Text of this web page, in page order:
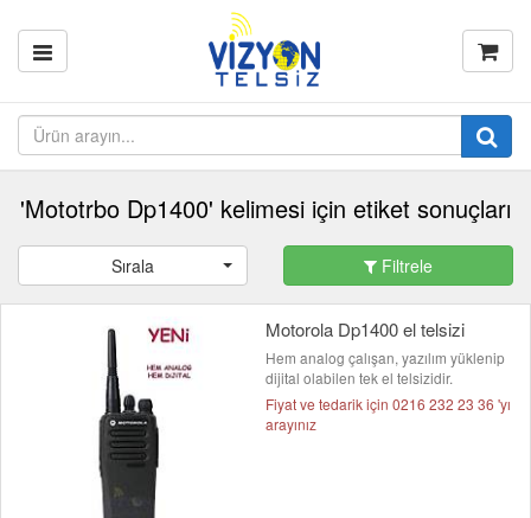
'Mototrbo Dp1400' kelimesi için etiket sonuçları
Sırala Filtrele
Motorola Dp1400 el telsizi
Hem analog çalışan, yazılım yüklenip
dijital olabilen tek el telsizidir.
Fiyat ve tedarik için 0216 232 23 36 'yı
arayınız